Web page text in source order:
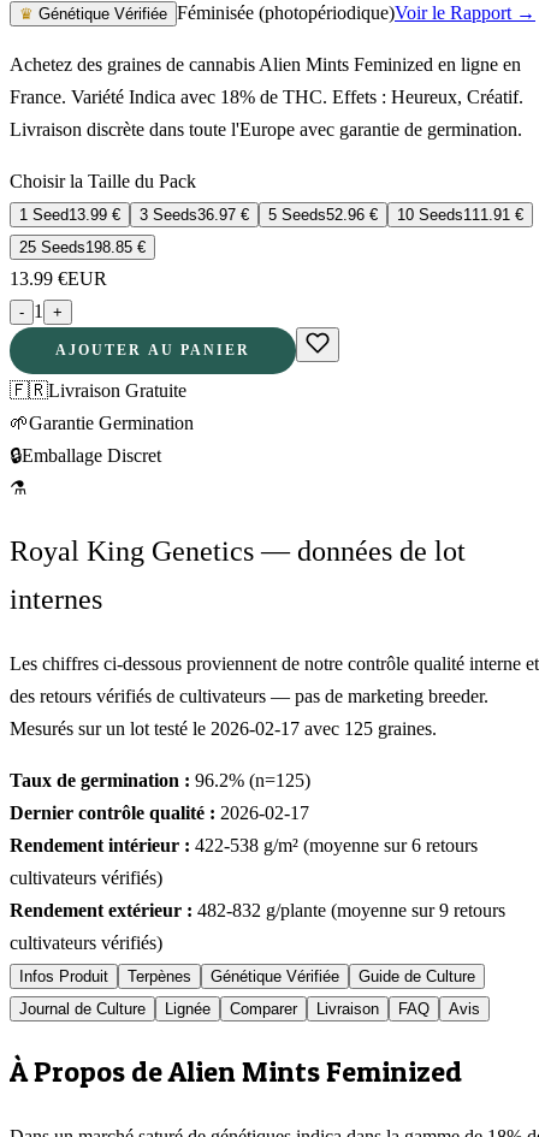
♛ Génétique Vérifiée Féminisée (photopériodique)Voir le Rapport →
Achetez des graines de cannabis Alien Mints Feminized en ligne en
France. Variété Indica avec 18% de THC. Effets : Heureux, Créatif.
Livraison discrète dans toute l'Europe avec garantie de germination.
Choisir la Taille du Pack
1 Seed13.99 € 3 Seeds36.97 € 5 Seeds52.96 € 10 Seeds111.91 €
25 Seeds198.85 €
13.99 €EUR
- 1 +
AJOUTER AU PANIER
🇫🇷Livraison Gratuite
🌱Garantie Germination
🔒Emballage Discret
⚗
Royal King Genetics — données de lot
internes
Les chiffres ci-dessous proviennent de notre contrôle qualité interne et
des retours vérifiés de cultivateurs — pas de marketing breeder.
Mesurés sur un lot testé le 2026-02-17 avec 125 graines.
Taux de germination : 96.2% (n=125)
Dernier contrôle qualité : 2026-02-17
Rendement intérieur : 422-538 g/m² (moyenne sur6 retours
cultivateurs vérifiés)
Rendement extérieur : 482-832 g/plante (moyenne sur9 retours
cultivateurs vérifiés)
Infos Produit Terpènes Génétique Vérifiée
Guide de Culture
Journal de Culture
Lignée Comparer Livraison FAQ Avis
À Propos de Alien Mints Feminized